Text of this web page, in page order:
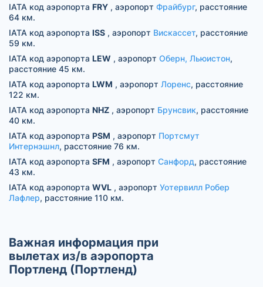
IATA код аэропорта FRY , аэропорт Фрайбург, расстояние
64 км.
IATA код аэропорта ISS , аэропорт Вискассет, расстояние
59 км.
IATA код аэропорта LEW , аэропорт Оберн, Льюистон,
расстояние 45 км.
IATA код аэропорта LWM , аэропорт Лоренс, расстояние
122 км.
IATA код аэропорта NHZ , аэропорт Брунсвик, расстояние
40 км.
IATA код аэропорта PSM , аэропорт Портсмут
Интернэшнл, расстояние 76 км.
IATA код аэропорта SFM , аэропорт Санфорд, расстояние
43 км.
IATA код аэропорта WVL , аэропорт Уотервилл Робер
Лафлер, расстояние 110 км.
Важная информация при
вылетах из/в аэропорта
Портленд (Портленд)